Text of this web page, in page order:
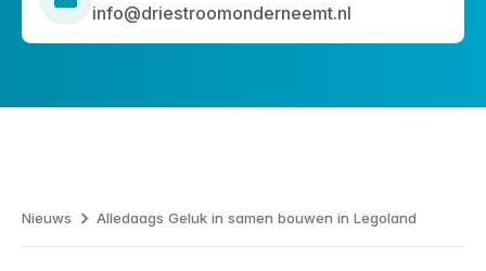
info@driestroomonderneemt.nl
Nieuws Alledaags Geluk in samen bouwen in Legoland